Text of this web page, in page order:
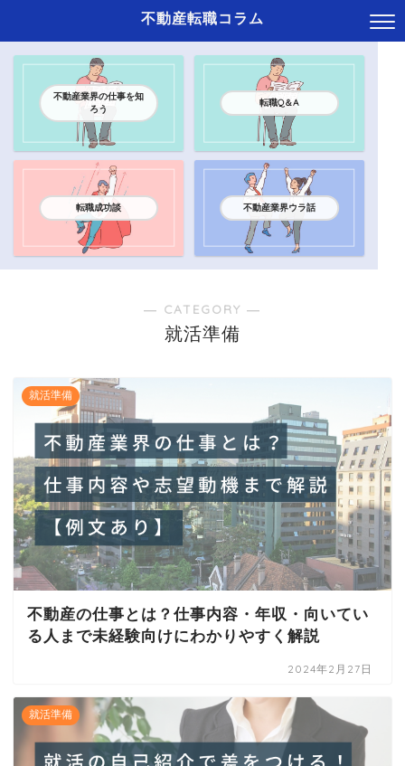
不動産転職コラム
不動産業界の仕事を知
ろう
転職Q＆A
転職成功談 不動産業界ウラ話
― CATEGORY ―
就活準備
就活準備
不動産の仕事とは？仕事内容・年収・向いてい
る人まで未経験向けにわかりやすく解説
2024年2月27日
就活準備